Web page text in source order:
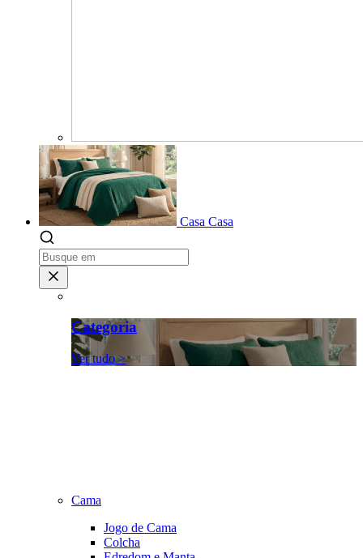
Casa Casa
Categoria
Ver tudo >
Cama
Jogo de Cama
Colcha